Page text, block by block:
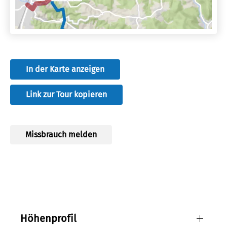
In der Karte anzeigen
Link zur Tour kopieren
Missbrauch melden
Historische Gebäude, Weinheim
Höhenprofil